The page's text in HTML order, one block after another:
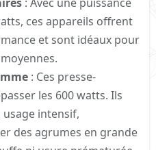
ces appareils offrent
et sont idéaux pour
: Ces presse-
les 600 watts. Ils
intensif,
des agrumes en grande